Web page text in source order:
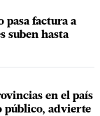
pasa factura a
suben hasta
en el país
público, advierte